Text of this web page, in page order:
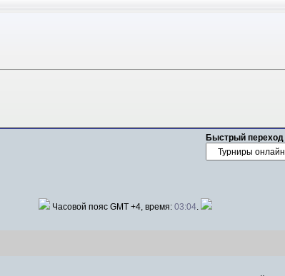
Быстрый переход
Часовой пояс GMT +4, время: 03:04.